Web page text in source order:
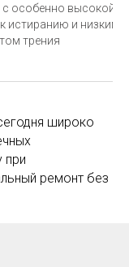
с особенно высокой
истиранию и низким
трения
широко
при
ремонт без